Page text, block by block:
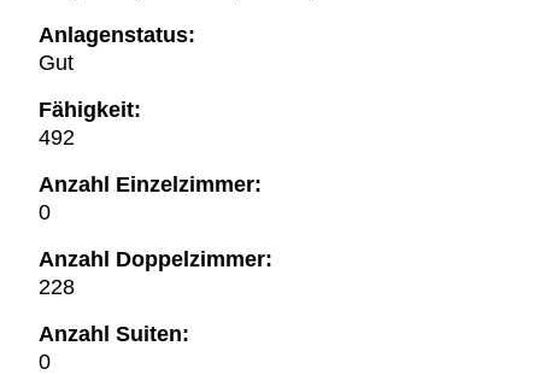
Anlagenstatus:
Gut
Fähigkeit:
492
Anzahl Einzelzimmer:
0
Anzahl Doppelzimmer:
228
Anzahl Suiten:
0